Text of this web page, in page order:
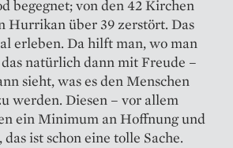
begegnet; von den 42 Kirchen
Hurrikan über 39 zerstört. Das
erleben. Da hilft man, wo man
natürlich dann mit Freude –
sieht, was es den Menschen
werden. Diesen – vor allem
ein Minimum an Hoffnung und
ist schon eine tolle Sache.